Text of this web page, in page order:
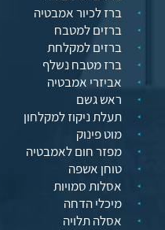
ברז לכיור אמבטיה
ברזים למטבח
ברזים למקלחת
ברז מטבח נשלף
אביזרי אמבטיה
ראש גשם
תעלת ניקוז למקלחון
מוט פינוק
מפזר חום לאמבטיה
טוחן אשפה
אסלות סמויות
מיכלי הדחה
אסלה תלויה